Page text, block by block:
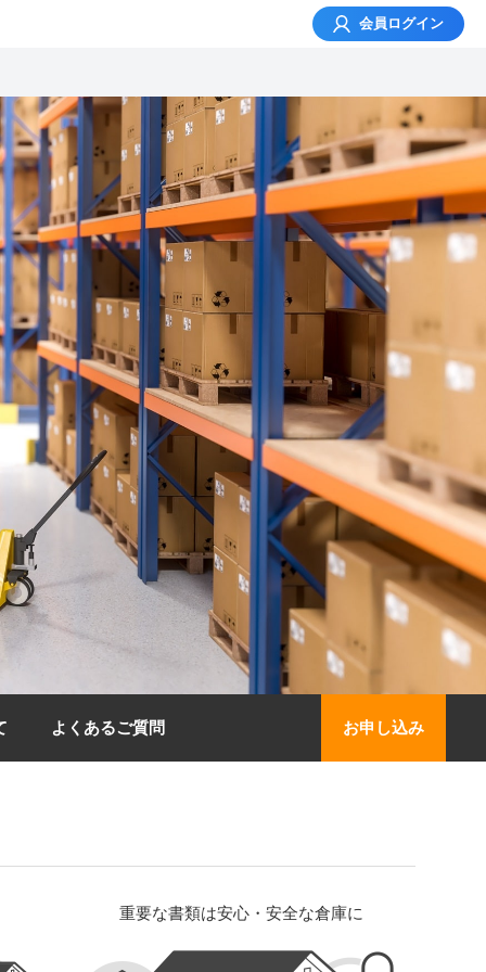
会員 ログイン
よくあるご質問 お申し込み
重要な書類は安心・安全な倉庫に